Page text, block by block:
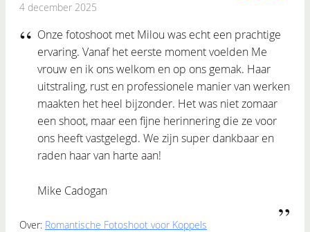
4 december 2025
Onze fotoshoot met Milou was echt een prachtige
ervaring. Vanaf het eerste moment voelden Me
vrouw en ik ons welkom en op ons gemak. Haar
uitstraling, rust en professionele manier van werken
maakten het heel bijzonder. Het was niet zomaar
een shoot, maar een fijne herinnering die ze voor
ons heeft vastgelegd. We zijn super dankbaar en
raden haar van harte aan!
Mike Cadogan
Over: Romantische Fotoshoot voor Koppels